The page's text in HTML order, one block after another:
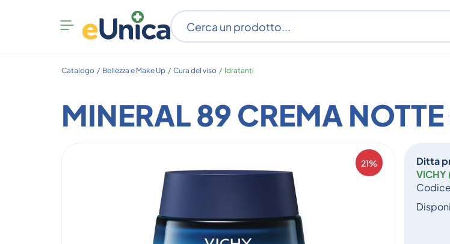
Apri
menu
Catalogo / Bellezza e Make Up / Cura del viso / Idratanti
MINERAL 89 CREMA
21%
Ditta
VICHY